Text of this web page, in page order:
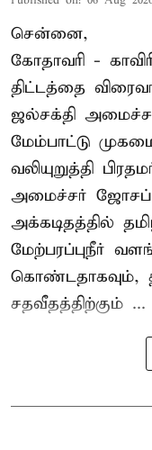
சென்னை,
கோதாவரி -
திட்டத்தை
ஜல்சக்தி
மேம்பாட்டு
வலியுறுத்தி
அமைச்சர் ஜோசப்
அக்கடிதத்தில்
மேற்பரப்புநீர்
கொண்டதாகவும்,
சதவீதத்திற்கும் ...